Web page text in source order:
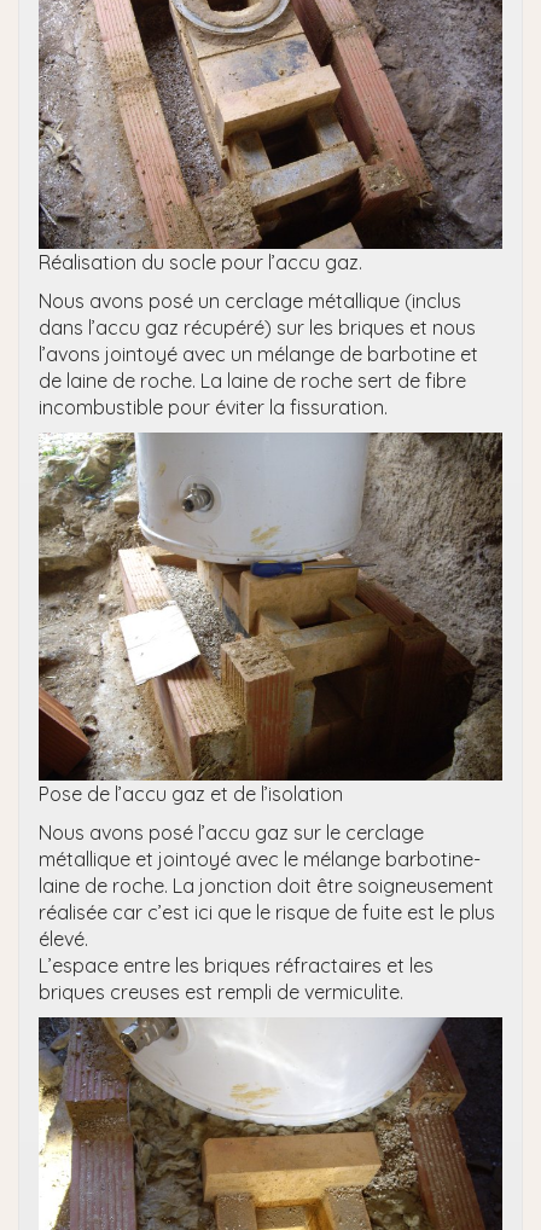
Réalisation du socle pour l’accu gaz.
Nous avons posé un cerclage métallique (inclus
dans l’accu gaz récupéré) sur les briques et nous
l’avons jointoyé avec un mélange de barbotine et
de laine de roche. La laine de roche sert de fibre
incombustible pour éviter la fissuration.
Pose de l’accu gaz et de l’isolation
Nous avons posé l’accu gaz sur le cerclage
métallique et jointoyé avec le mélange barbotine-
laine de roche. La jonction doit être soigneusement
réalisée car c’est ici que le risque de fuite est le plus
élevé.
L’espace entre les briques réfractaires et les
briques creuses est rempli de vermiculite.